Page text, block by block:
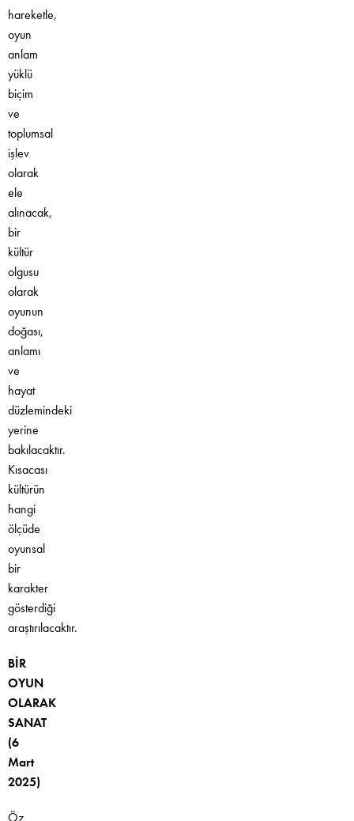
hareketle,
oyun
anlam
yüklü
biçim
ve
toplumsal
işlev
olarak
ele
alınacak,
bir
kültür
olgusu
olarak
oyunun
doğası,
anlamı
ve
hayat
düzlemindeki
yerine
bakılacaktır.
Kısacası
kültürün
hangi
ölçüde
oyunsal
bir
karakter
gösterdiği
araştırılacaktır.
BİR
OYUN
OLARAK
SANAT
(6
Mart
2025)
Öz